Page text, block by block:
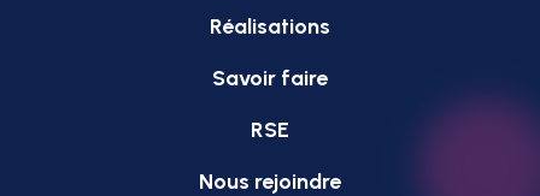
Réalisations
Savoir faire
RSE
Nous rejoindre